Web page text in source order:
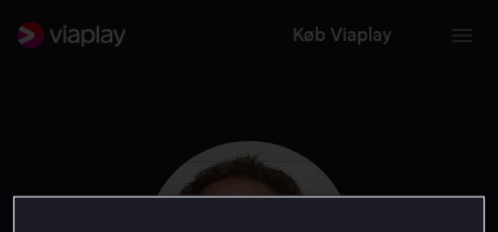
Køb Viaplay